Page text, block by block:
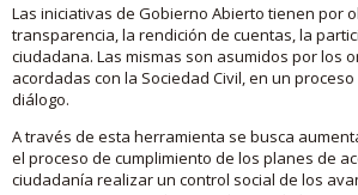
Las iniciativas de Gobierno Abierto tienen por
transparencia, la rendición de cuentas, la
ciudadana. Las mismas son asumidos por los
acordadas con la Sociedad Civil, en un
diálogo.
A través de esta herramienta se busca
el proceso de cumplimiento de los planes de
ciudadanía realizar un control social de los